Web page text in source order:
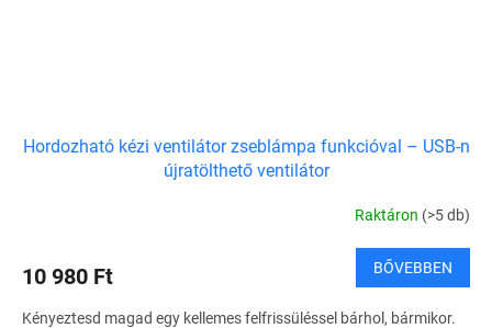
Hordozható kézi ventilátor zseblámpa funkcióval – USB-n
újratölthető ventilátor
Raktáron (>5 db)
10 980 Ft BŐVEBBEN
Kényeztesd magad egy kellemes felfrissüléssel bárhol, bármikor.